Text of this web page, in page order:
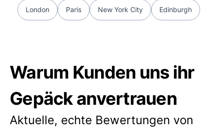
London Paris New York City Edinburgh
Warum Kunden uns ihr
Gepäck anvertrauen
Aktuelle, echte Bewertungen von